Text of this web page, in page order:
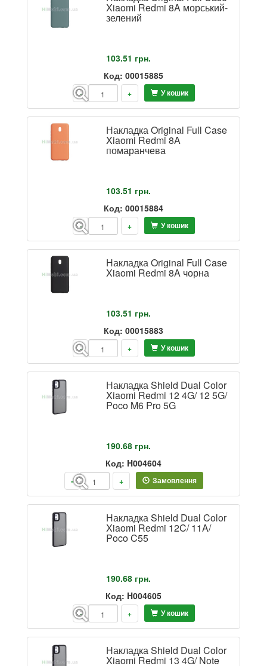
Xiaomi Redmi 8A морський-
зелений
103.51 грн.
Код: 00015885
- + У кошик
Накладка Original Full Case
Xiaomi Redmi 8A
помаранчева
103.51 грн.
Код: 00015884
- + У кошик
Накладка Original Full Case
Xiaomi Redmi 8A чорна
103.51 грн.
Код: 00015883
- + У кошик
Накладка Shield Dual Color
Xiaomi Redmi 12 4G/ 12 5G/
Poco M6 Pro 5G
190.68 грн.
Код: H004604
- + Замовлення
Накладка Shield Dual Color
Xiaomi Redmi 12C/ 11A/
Poco C55
190.68 грн.
Код: H004605
- + У кошик
Накладка Shield Dual Color
Xiaomi Redmi 13 4G/ Note